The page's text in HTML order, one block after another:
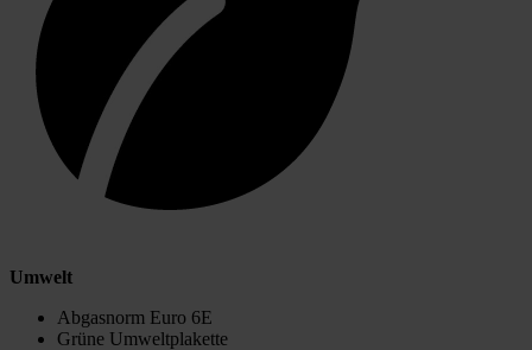
Umwelt
Abgasnorm Euro 6E
Grüne Umweltplakette